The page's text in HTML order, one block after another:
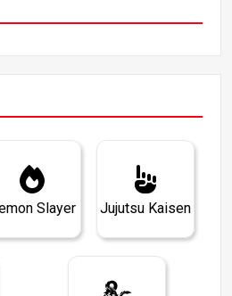
Slayer Jujutsu Kaisen